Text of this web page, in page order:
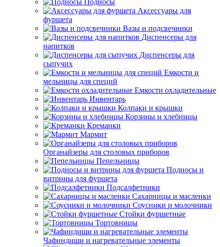
Аксессуары для
фуршета
Вазы и подсвечники
Диспенсеры для
напитков
Диспенсеры для
сыпучих
Емкости и
мельницы для специй
Емкости охладительные
Инвентарь
Колпаки и крышки
Корзины и хлебницы
Креманки
Мармит
Органайзеры для столовых приборов
Пепельницы
Подносы и
витрины для фуршета
Подсалфетники
Сахарницы и масленки
Соусники и молочники
Стойки фуршетные
Тортовницы
Чафиндиши и нагревательные элементы